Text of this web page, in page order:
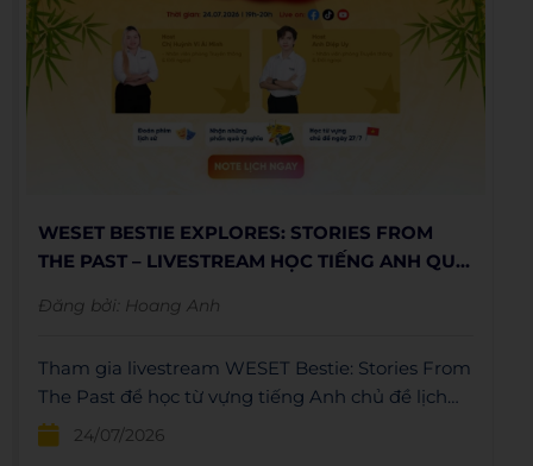
WESET BESTIE EXPLORES: STORIES FROM
THE PAST – LIVESTREAM HỌC TIẾNG ANH QUA
Đăng bởi: Hoang Anh
Tham gia livestream WESET Bestie: Stories From
The Past để học từ vựng tiếng Anh chủ đề lịch
sử, giao lưu cùng host WESET và nhận nhiều quà
tặng.
24/07/2026